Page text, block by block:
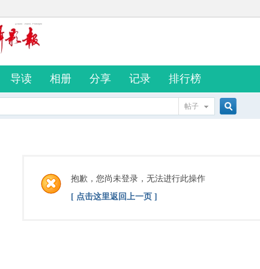
导读 相册 分享 记录 排行榜
帖子
抱歉，您尚未登录，无法进行此操作
[ 点击这里返回上一页 ]